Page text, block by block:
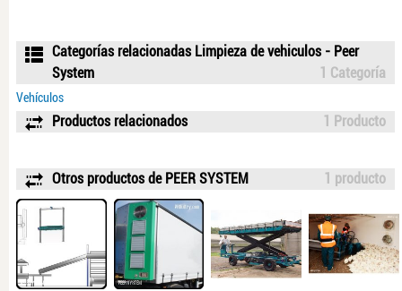
Categorías relacionadas Limpieza de vehiculos - Peer
System
1 Categoría
Vehículos
Productos relacionados 1 Producto
Otros productos de PEER SYSTEM 1 producto